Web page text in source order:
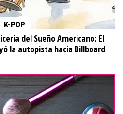
K-POP
del Sueño Americano: El
la autopista hacia Billboard